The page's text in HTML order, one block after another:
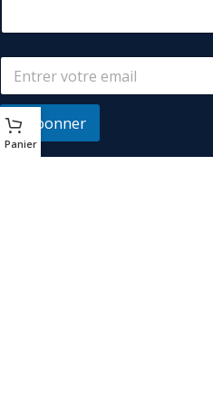
S'abonner
Panier